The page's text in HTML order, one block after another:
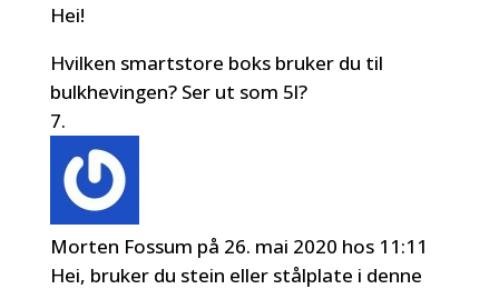
Hei!
Hvilken smartstore boks bruker du til
bulkhevingen? Ser ut som 5l?
Morten Fossum på 26. mai 2020 hos 11:11
Hei, bruker du stein eller stålplate i denne